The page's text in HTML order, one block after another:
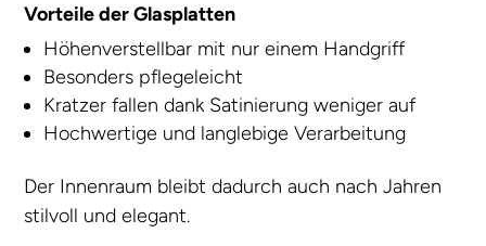
Vorteile der Glasplatten
Höhenverstellbar mit nur einem Handgriff
Besonders pflegeleicht
Kratzer fallen dank Satinierung weniger auf
Hochwertige und langlebige Verarbeitung
Der Innenraum bleibt dadurch auch nach Jahren
stilvoll und elegant.